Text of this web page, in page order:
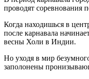
проводят соревнования
Когда находишься в
после карнавала
весны Холи в Индии.
Но уходя в мир
заполонены